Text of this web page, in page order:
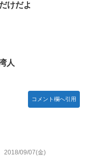
けだよ
人
コメント欄へ引用
2018/09/07(金)